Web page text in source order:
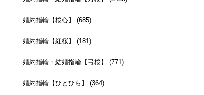
婚約指輪【桜心】 (685)
婚約指輪【紅桜】 (181)
婚約指輪・結婚指輪【弓桜】 (771)
婚約指輪【ひとひら】 (364)